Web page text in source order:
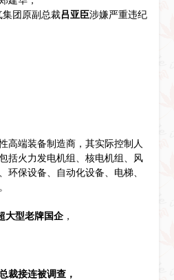
团原副总裁吕亚臣涉嫌严重违纪
高端装备制造商，其实际控制人
括火力发电机组、核电机组、风
环保设备、自动化设备、电梯、
大型老牌国企，
裁接连被调查，